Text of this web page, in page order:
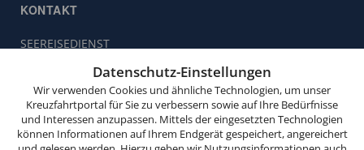
KONTAKT
SEEREISEDIENST
47119 Duisburg
Buchungsservice:0203 / 30 98 00
(Mo. bis Fr. von 9.00 bis 18.00 Uhr,
Sa. von 10.00 bis 15.00 Uhr,
Diese
verwendet
Cookies.
Wenn
Sie
Datenschutz-Einstellungen
Wir verwenden Cookies und ähnliche Technologien, um unser
Kreuzfahrtportal für Sie zu verbessern sowie auf Ihre Bedürfnisse
und Interessen anzupassen. Mittels der eingesetzten Technologien
können Informationen auf Ihrem Endgerät gespeichert, angereichert